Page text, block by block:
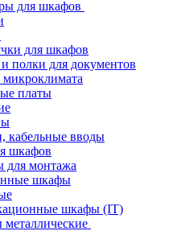
для шкафов
для шкафов
полки для документов
микроклимата
платы
кабельные вводы
шкафов
для монтажа
шкафы
шкафы (IT)